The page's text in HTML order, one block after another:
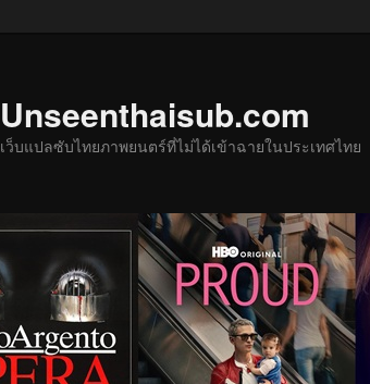
Unseenthaisub.com
เว็บแปลซับไทยภาพยนตร์ที่ไม่ได้เข้าฉายในประเทศไทย